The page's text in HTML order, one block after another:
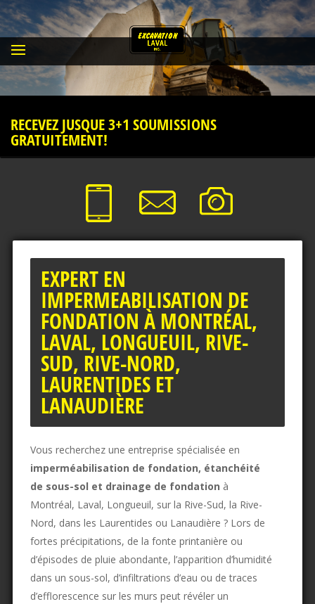
RECEVEZ JUSQUE 3+1 SOUMISSIONS
GRATUITEMENT!
EXPERT EN
IMPERMEABILISATION DE
FONDATION À MONTRÉAL,
LAVAL, LONGUEUIL, RIVE-
SUD, RIVE-NORD,
LAURENTIDES ET
LANAUDIÈRE
Vous recherchez une entreprise spécialisée en
imperméabilisation de fondation, étanchéité
de sous-sol et drainage de fondation à
Montréal, Laval, Longueuil, sur la Rive-Sud, la Rive-
Nord, dans les Laurentides ou Lanaudière ? Lors de
fortes précipitations, de la fonte printanière ou
d’épisodes de pluie abondante, l’apparition d’humidité
dans un sous-sol, d’infiltrations d’eau ou de traces
d’efflorescence sur les murs peut révéler un